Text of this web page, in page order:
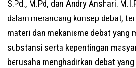
S.Pd., M.Pd, dan Andry Anshari.
dalam merancang konsep debat,
materi dan mekanisme debat yang
substansi serta kepentingan
berusaha menghadirkan debat